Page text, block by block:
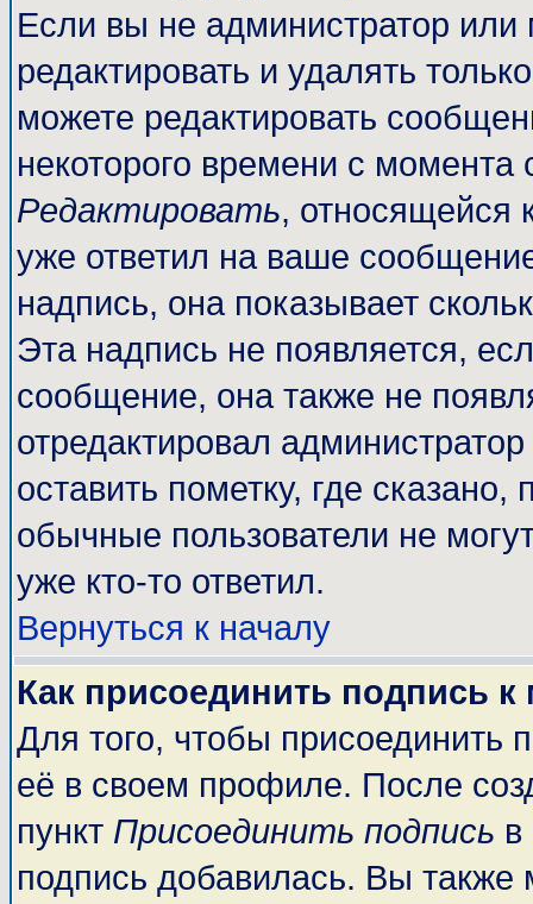
Если вы не администратор
редактировать и удалять
можете редактировать
некоторого времени с
Редактировать, относящейся
уже ответил на ваше
надпись, она показывает
Эта надпись не появляется,
сообщение, она также не
отредактировал
оставить пометку, где
обычные пользователи не
уже кто-то ответил.
Вернуться к началу
Как присоединить подпись
Для того, чтобы присоединить
её в своем профиле. После
пункт Присоединить подпись
подпись добавилась. Вы также